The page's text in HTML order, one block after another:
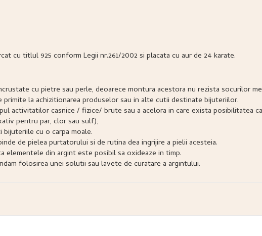
cu titlul 925 conform Legii nr.261/2002 si placata cu aur de 24 karate.
cu pietre sau perle, deoarece montura acestora nu rezista socurilor
la achizitionarea produselor sau in alte cutii destinate bijuteriilor.
activitatilor casnice / fizice/ brute sau a acelora in care exista posibilitatea
pentru par, clor sau sulf);
cu o carpa moale.
de pielea purtatorului si de rutina dea ingrijire a pielii acesteia.
elementele din argint este posibil sa oxideaze in timp.
folosirea unei solutii sau lavete de curatare a argintului.